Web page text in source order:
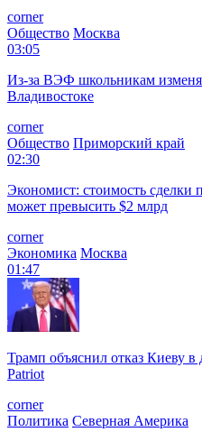
corner
Общество Москва
03:05
Из-за ВЭФ школьникам
Владивостоке
corner
Общество Приморский край
02:30
Экономист: стоимость сделки
может превысить $2 млрд
corner
Экономика Москва
01:47
Трамп объяснил отказ Киеву в
Patriot
corner
Политика Северная Америка